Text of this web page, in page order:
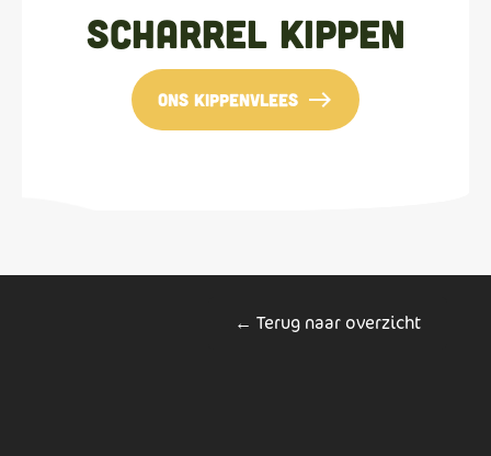
Scharrel kippen
ons kippenvlees east
← Terug naar overzicht